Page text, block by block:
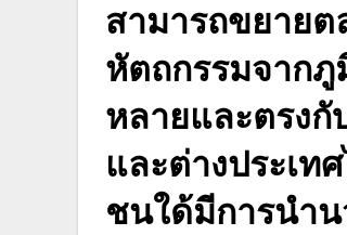
สามารถขยายต
หัตถกรรมจาก
หลายและตรงกั
และต่างประเ
ชนใด้มีการนำ